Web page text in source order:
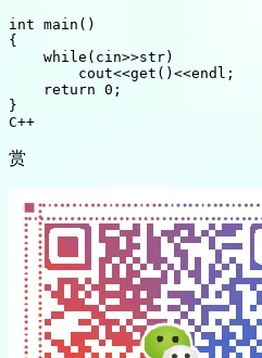
int main ( )
{
while ( cin>>str)
        cout
<<get ( ) <<endl ;
return 0 ;
}
C++
赏